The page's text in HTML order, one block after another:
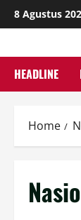
Skip
to
8 Agustus
HEADLINE
Home